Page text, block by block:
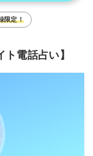
限定！
電話占い】